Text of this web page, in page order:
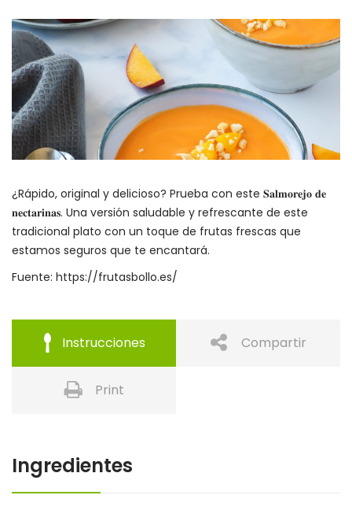
¿Rápido, original y delicioso? Prueba con este 𝐒𝐚𝐥𝐦𝐨𝐫𝐞𝐣𝐨 𝐝𝐞
𝐧𝐞𝐜𝐭𝐚𝐫𝐢𝐧𝐚𝐬. Una versión saludable y refrescante de este
tradicional plato con un toque de frutas frescas que
estamos seguros que te encantará.
Fuente: https://frutasbollo.es/
Instrucciones Compartir
Print
Ingredientes